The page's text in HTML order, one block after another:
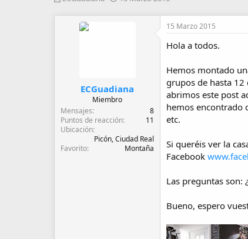
i
c
o
ECGuadiana
Miembro
Mensajes
8
Puntos de reacción
11
Ubicación
Picón, Ciudad Real
Favorito
Montaña
15 Marzo 2015
Hola a todos.
Hemos montado
grupos de hasta 12
abrimos este post
hemos encontrado
etc.
Si queréis ver la
Facebook
Las preguntas son:
Bueno, espero